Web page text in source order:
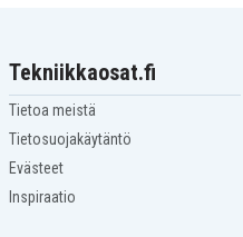
Tekniikkaosat.fi
Tietoa meistä
Tietosuojakäytäntö
Evästeet
Inspiraatio